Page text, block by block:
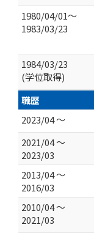
1980/04/01～
1983/03/23
1984/03/23
(学位取得)
職歴
2023/04 ～
2021/04 ～
2023/03
2013/04 ～
2016/03
2010/04 ～
2021/03